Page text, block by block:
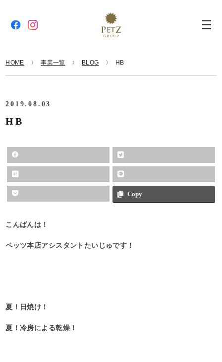
HOME 事業一覧 BLOG HB
2019.08.03
HB
Copy
こんばんは！
ペッツ本店アシスタントたいじゅです！
夏！日焼け！
夏！冷房による乾燥！